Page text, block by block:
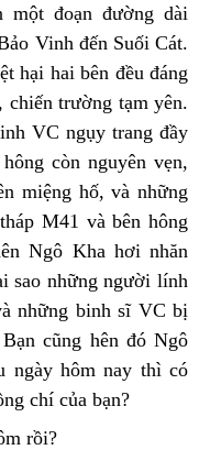
đoạn đường dài
Vinh đến Suối Cát.
hại hai bên đều đáng
chiến trường tạm yên.
VC ngụy trang đầy
còn nguyên vẹn,
miệng hố, và những
M41 và bên hông
Ngô Kha hơi nhăn
sao những người lính
những binh sĩ VC bị
cũng hên đó Ngô
ngày hôm nay thì có
chí của bạn?
rồi?